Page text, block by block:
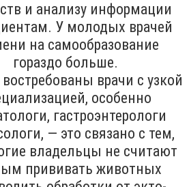
и анализу информации
У молодых врачей
на самообразование
гораздо больше.
врачи с узкой
особенно
гастроэнтерологи
— это связано с тем,
владельцы не считают
прививать животных